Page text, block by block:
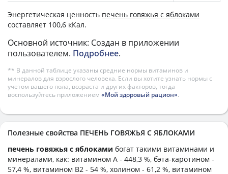
Энергетическая ценность печень говяжья с яблоками
составляет 100,6 кКал.
Основной источник: Создан в приложении
пользователем. Подробнее.
** В данной таблице указаны средние нормы витаминов и
минералов для взрослого человека. Если вы хотите узнать нормы с
учетом вашего пола, возраста и других факторов, тогда
воспользуйтесь приложением «Мой здоровый рацион».
Полезные свойства ПЕЧЕНЬ ГОВЯЖЬЯ С ЯБЛОКАМИ
печень говяжья с яблоками богат такими витаминами и
минералами, как: витамином А - 448,3 %, бэта-каротином -
57,4 %, витамином B2 - 54 %, холином - 61,2 %, витамином